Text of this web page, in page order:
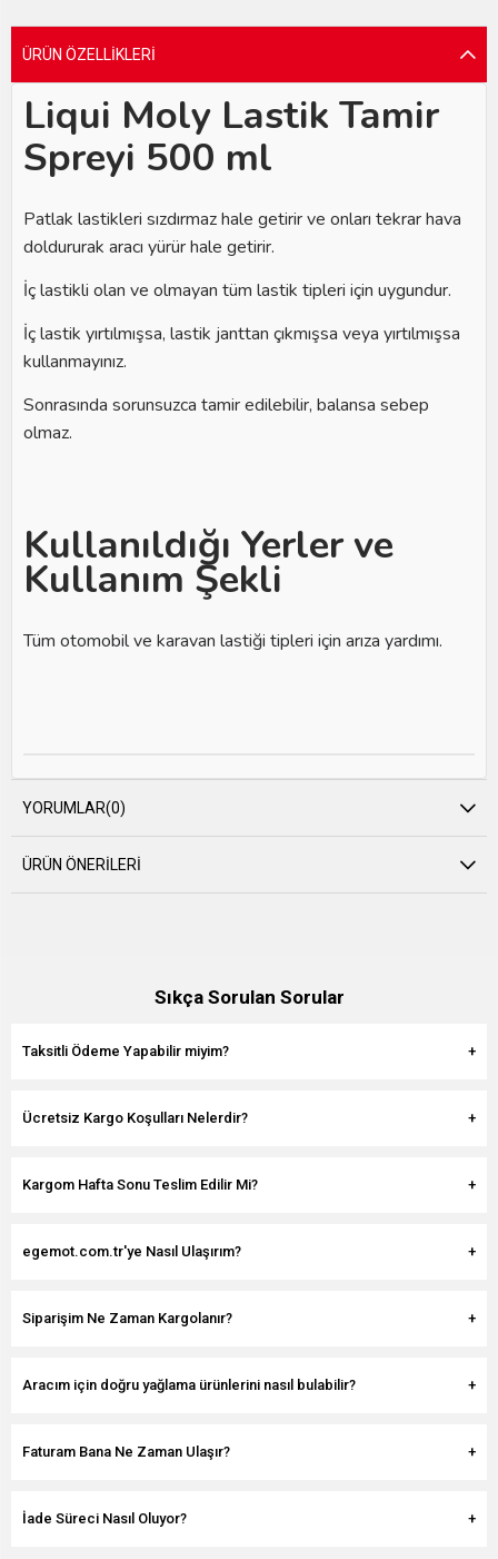
ÜRÜN ÖZELLIKLERI
Liqui Moly Lastik Tamir
Spreyi 500 ml
Patlak lastikleri sızdırmaz hale getirir ve onları tekrar hava
doldururak aracı yürür hale getirir.
İç lastikli olan ve olmayan tüm lastik tipleri için uygundur.
İç lastik yırtılmışsa, lastik janttan çıkmışsa veya yırtılmışsa
kullanmayınız.
Sonrasında sorunsuzca tamir edilebilir, balansa sebep
olmaz.
Kullanıldığı Yerler ve
Kullanım Şekli
Tüm otomobil ve karavan lastiği tipleri için arıza yardımı.
YORUMLAR(0)
ÜRÜN ÖNERILERI
Sıkça Sorulan Sorular
Taksitli Ödeme Yapabilir miyim?
Ücretsiz Kargo Koşulları Nelerdir?
Kargom Hafta Sonu Teslim Edilir Mi?
egemot.com.tr'ye Nasıl Ulaşırım?
Siparişim Ne Zaman Kargolanır?
Aracım için doğru yağlama ürünlerini nasıl bulabilir?
Faturam Bana Ne Zaman Ulaşır?
İade Süreci Nasıl Oluyor?